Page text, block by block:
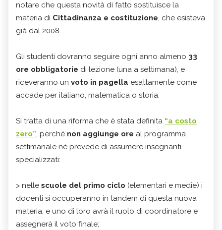
notare che questa novità di fatto sostituisce la
materia di Cittadinanza e costituzione, che esisteva
già dal 2008.
Gli studenti dovranno seguire ogni anno almeno 33
ore obbligatorie di lezione (una a settimana), e
riceveranno un voto in pagella esattamente come
accade per italiano, matematica o storia.
Si tratta di una riforma che è stata definita “a costo
zero”, perché non aggiunge ore al programma
settimanale né prevede di assumere insegnanti
specializzati:
> nelle scuole del primo ciclo (elementari e medie) i
docenti si occuperanno in tandem di questa nuova
materia, e uno di loro avrà il ruolo di coordinatore e
assegnerà il voto finale;